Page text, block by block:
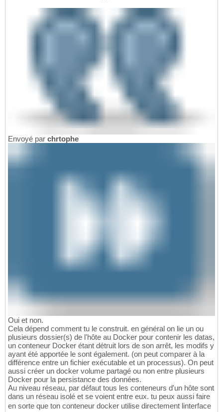
Envoyé par chrtophe
Oui et non.
Cela dépend comment tu le construit. en général on lie un ou
plusieurs dossier(s) de l'hôte au Docker pour contenir les datas,
un conteneur Docker étant détruit lors de son arrêt, les modifs y
ayant été apportée le sont également. (on peut comparer à la
différence entre un fichier exécutable et un processus). On peut
aussi créer un docker volume partagé ou non entre plusieurs
Docker pour la persistance des données.
Au niveau réseau, par défaut tous les conteneurs d'un hôte sont
dans un réseau isolé et se voient entre eux. tu peux aussi faire
en sorte que ton conteneur docker utilise directement linterface